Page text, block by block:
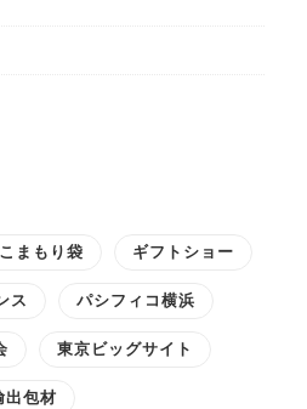
こまもり袋 ギフトショー
ス パシフィコ横浜
東京ビッグサイト
出包材